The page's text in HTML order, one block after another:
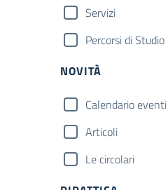
Servizi
Percorsi di Studio
NOVITÀ
Calendario eventi
Articoli
Le circolari